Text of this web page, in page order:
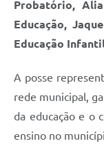
Probatório,
Educação,
Educação
A posse
rede municipal,
da educação e o
ensino no